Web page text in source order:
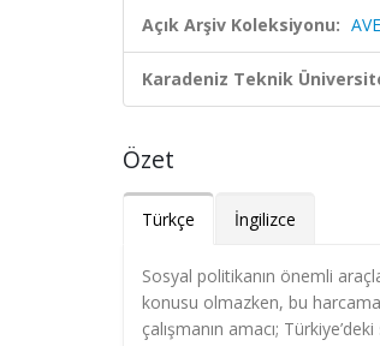
Açık Arşiv Koleksiyonu:
Karadeniz Teknik
Özet
Türkçe İngilizce
Sosyal politikanın önemli
konusu olmazken, bu
çalışmanın amacı;